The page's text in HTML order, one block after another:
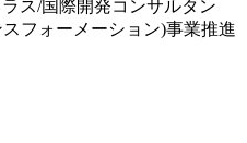
ス/国際開発コンサルタン
フォーメーション)事業推進